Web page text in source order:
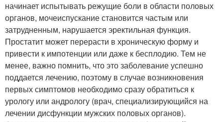
начинает испытывать режущие боли в области половых
органов, мочеиспускание становится частым или
затрудненным, нарушается эректильная функция.
Простатит может перерасти в хроническую форму и
привести к импотенции или даже к бесплодию. Тем не
менее, важно помнить, что это заболевание успешно
поддается лечению, поэтому в случае возникновения
первых симптомов необходимо сразу обратиться к
урологу или андрологу (врач, специализирующийся на
лечении дисфункции мужских половых органов).